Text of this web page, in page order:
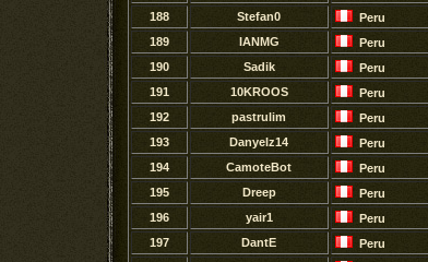
188
Stefan0 Peru
189
IANMG Peru
190
Sadik Peru
191
10KROOS Peru
192
pastrulim Peru
193
Danyelz14 Peru
194
CamoteBot Peru
195
Dreep Peru
196
yair1 Peru
197
DantE Peru